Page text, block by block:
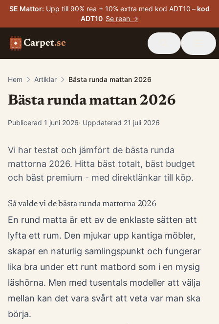
SE Mattor: Upp till 90% rea + 10% extra med kod ADT10 – kod
ADT10 Se rean →
Carpet.se
Hem Artiklar Bästa runda mattan 2026
Bästa runda mattan 2026
Publicerad 1 juni 2026· Uppdaterad 21 juli 2026
Vi har testat och jämfört de bästa runda
mattorna 2026. Hitta bäst totalt, bäst budget
och bäst premium - med direktlänkar till köp.
Så valde vi de bästa runda mattorna 2026
En rund matta är ett av de enklaste sätten att
lyfta ett rum. Den mjukar upp kantiga möbler,
skapar en naturlig samlingspunkt och fungerar
lika bra under ett runt matbord som i en mysig
läshörna. Men med tusentals modeller att välja
mellan kan det vara svårt att veta var man ska
börja.